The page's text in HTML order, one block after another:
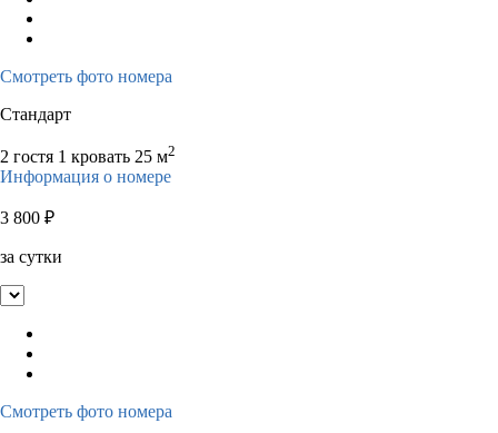
Смотреть фото номера
Стандарт
2 гостя 1 кровать 25 м2
Информация о номере
3 800 ₽
за сутки
Смотреть фото номера